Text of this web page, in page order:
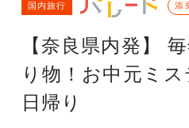
を探す
（ブーケ
テーマから写真から
ら探す
探す
【奈良県内発】
り物！お中元ミ
日帰り
国内旅行 添